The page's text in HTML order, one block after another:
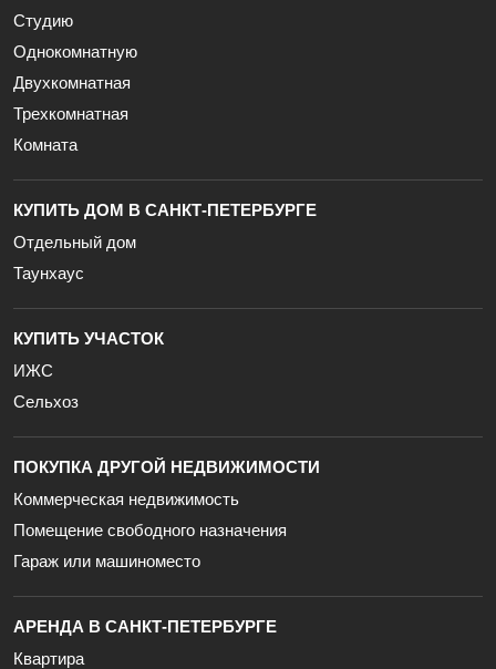
Студию
Однокомнатную
Двухкомнатная
Трехкомнатная
Комната
КУПИТЬ ДОМ В САНКТ-ПЕТЕРБУРГЕ
Отдельный дом
Таунхаус
КУПИТЬ УЧАСТОК
ИЖС
Сельхоз
ПОКУПКА ДРУГОЙ НЕДВИЖИМОСТИ
Коммерческая недвижимость
Помещение свободного назначения
Гараж или машиноместо
АРЕНДА В САНКТ-ПЕТЕРБУРГЕ
Квартира